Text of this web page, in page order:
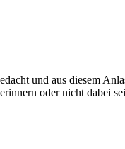
und aus diesem
oder nicht dabei